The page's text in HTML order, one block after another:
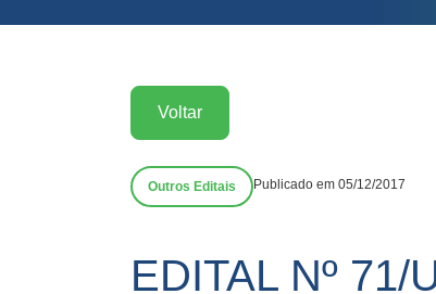
Voltar
Outros Editais Publicado em 05/12/2017
EDITAL Nº 71/